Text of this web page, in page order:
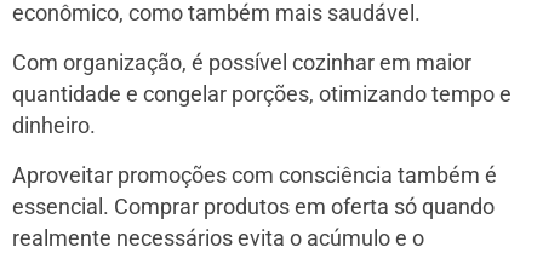
econômico, como também mais saudável.
Com organização, é possível cozinhar em maior
quantidade e congelar porções, otimizando tempo e
dinheiro.
Aproveitar promoções com consciência também é
essencial. Comprar produtos em oferta só quando
realmente necessários evita o acúmulo e o